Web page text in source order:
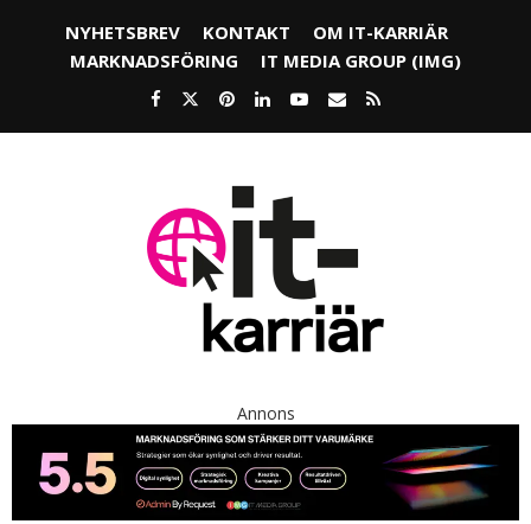
NYHETSBREV KONTAKT
OM IT-KARRIÄR
MARKNADSFÖRING
IT MEDIA GROUP (IMG)
Annons